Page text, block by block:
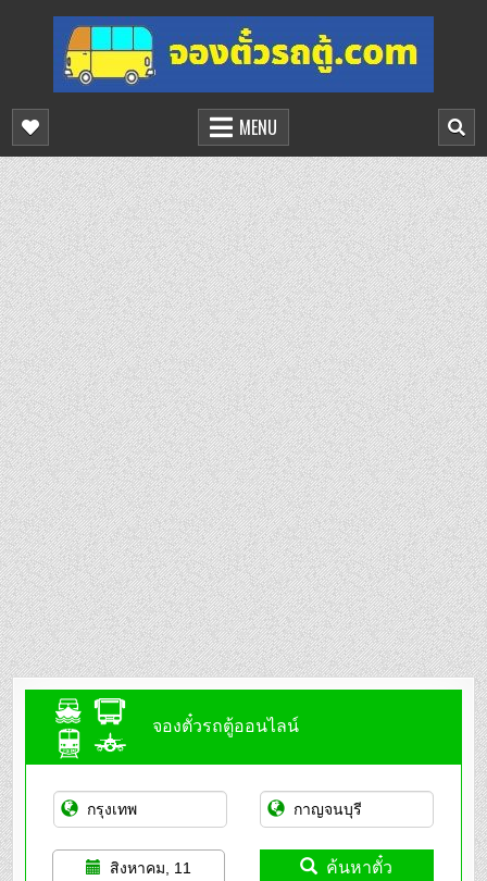
content
จองตั๋วรถตู้ออนไลน์
บริการจองตั๋วรถตู้ออนไลน์
MENU
จองตั๋วรถตู้ออนไลน์
สิงหาคม, 11 ค้นหาตั๋ว